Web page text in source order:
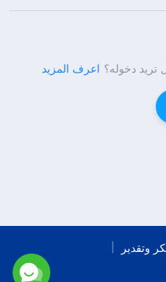
تريد دخوله؟ اعرف المزيد
وتقدير